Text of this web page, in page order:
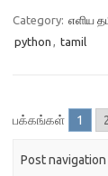
Category: எளிய
python , tamil
பக்கங்கள் 1
Post navigation